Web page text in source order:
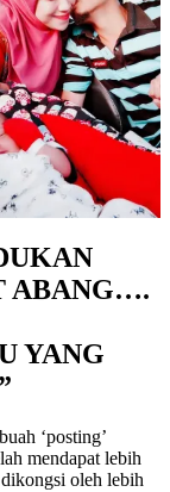
ABANG….
YANG
‘posting’
mendapat lebih
oleh lebih